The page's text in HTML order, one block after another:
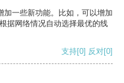
加一些新功能。比如，可以增加
据网络情况自动选择最优的线
支持[0] 反对[0]